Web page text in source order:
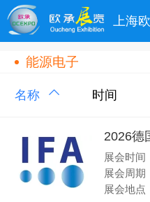
上海
能源电子
名称 时间
2026德
展会时间
展会周期
展会地点